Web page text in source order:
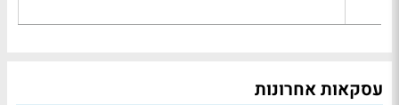
עסקאות אחרונות